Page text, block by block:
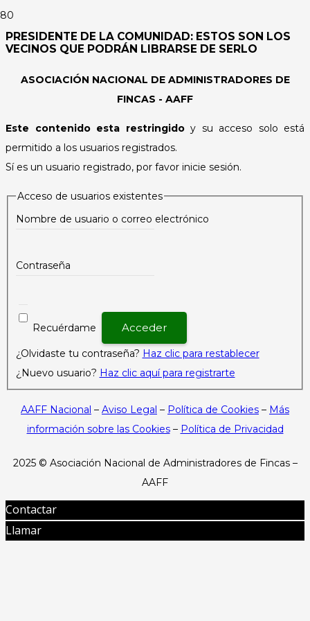
PRESIDENTE DE LA COMUNIDAD: ESTOS SON LOS
VECINOS QUE PODRÁN LIBRARSE DE SERLO
ASOCIACIÓN NACIONAL DE ADMINISTRADORES DE
FINCAS - AAFF
Este contenido esta restringidoy su acceso solo está
permitido a los usuarios registrados.
Sí es un usuario registrado, por favor inicie sesión.
Acceso de usuarios existentes
Nombre de usuario o correo electrónico
Contraseña
Recuérdame
¿Olvidaste tu contraseña? Haz clic para restablecer
¿Nuevo usuario? Haz clic aquí para registrarte
AAFF Nacional – Aviso Legal – Política de Cookies – Más
información sobre las Cookies– Política de Privacidad
2025 © Asociación Nacional de Administradores de Fincas –
AAFF
Contactar
Llamar